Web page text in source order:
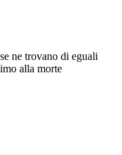
ne trovano di eguali
alla morte